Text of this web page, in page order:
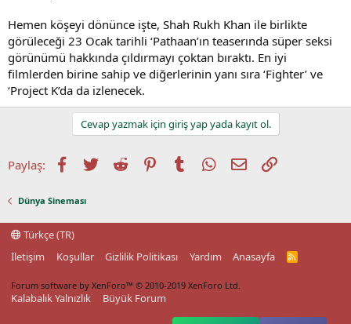
Hemen köşeyi dönünce işte, Shah Rukh Khan ile birlikte
görüleceği 23 Ocak tarihli ‘Pathaan’ın teaserında süper seksi
görünümü hakkında çıldırmayı çoktan bıraktı. En iyi
filmlerden birine sahip ve diğerlerinin yanı sıra ‘Fighter’ ve
‘Project K’da da izlenecek.
Cevap yazmak için giriş yap yada kayıt ol.
Paylaş: Facebook
TwitterReddit PinterestTumblrWhatsApp
E-postaLink
Dünya Sineması
Türkçe (TR)
İletişim
Koşullar Gizlilik Politikası Yardım Anasayfa
R
Forum software by XenForo™ © 2010-2019 XenForo Ltd.
Kalabalık Yalnızlık Büyük Forum